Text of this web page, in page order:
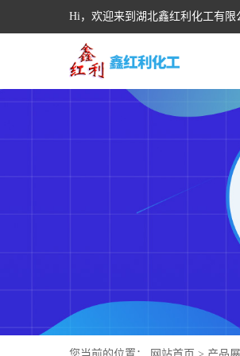
Hi，欢迎来到湖北鑫红利化工有限